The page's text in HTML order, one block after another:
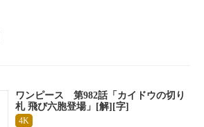
ワンピース 第982話「カイドウの切り
札 飛び六胞登場」[解][字]
4K